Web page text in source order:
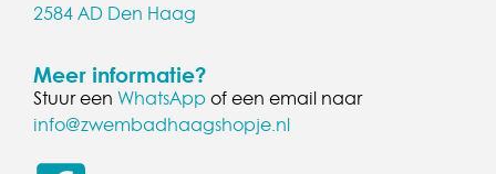
2584 AD Den Haag
Meer informatie?
Stuur een WhatsApp of een email naar
info@zwembadhaagshopje.nl